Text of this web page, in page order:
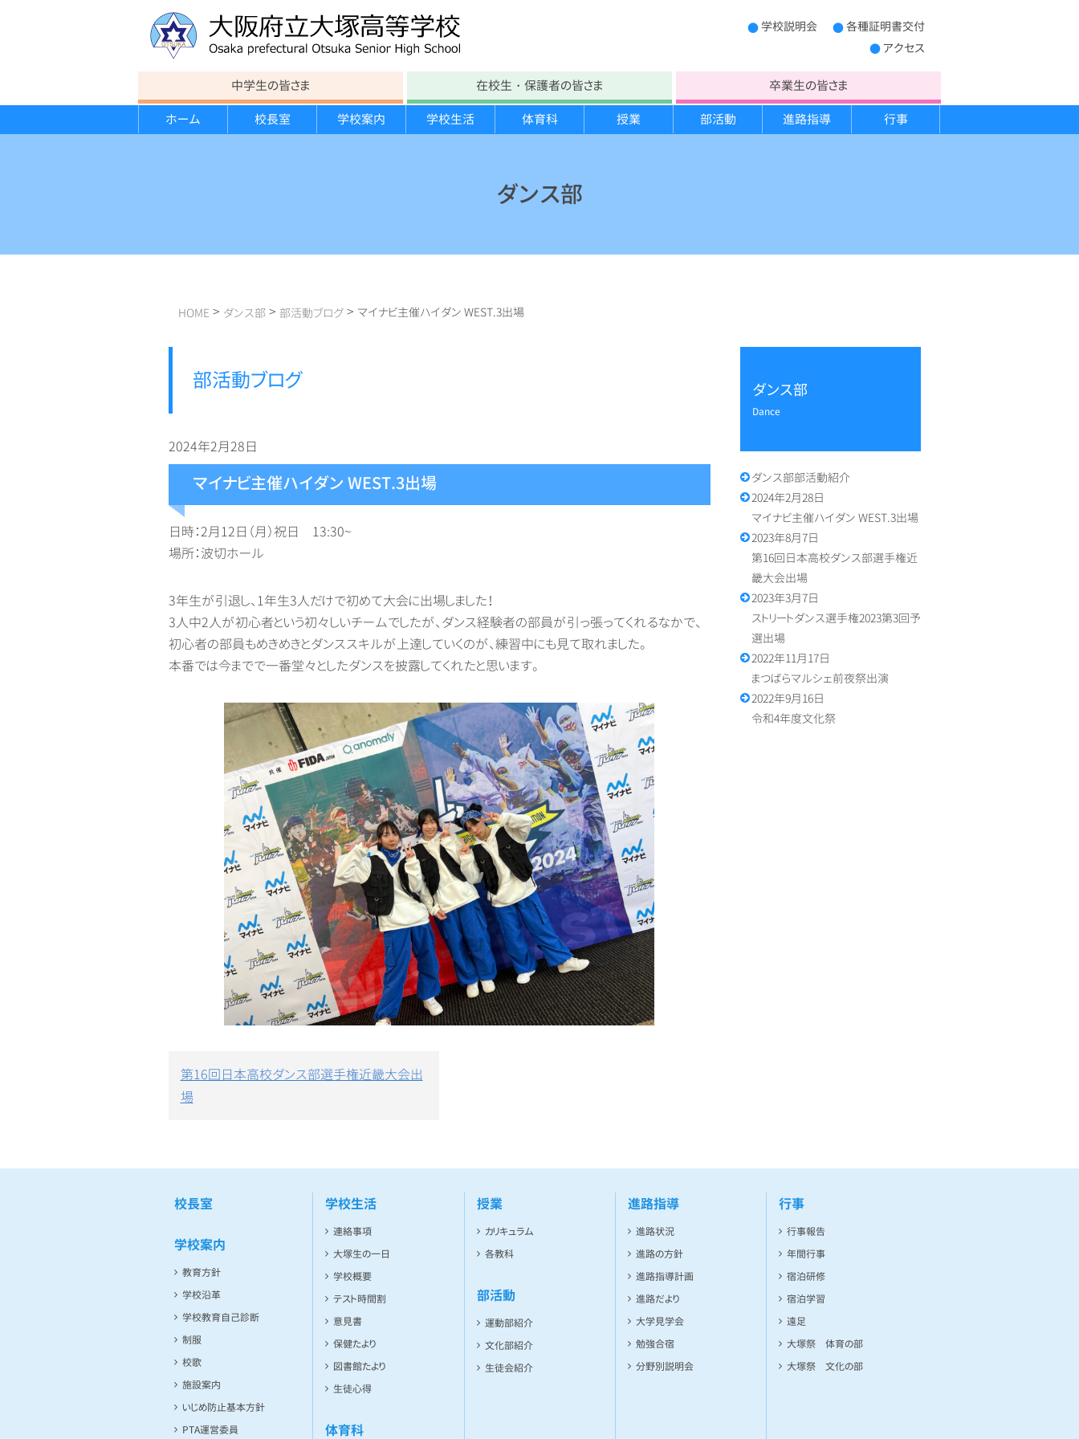
学校説明会
各種証明書交付
アクセス
中学生の皆さま 在校生・保護者の皆さま
卒業生の皆さま
ホーム
校長室 学校案内
いじめ防止基本方針
学校生活
図書館たより
体育科
臨海実習
授業 部活動 進路指導
分野別説明会
行事
大塚祭 文化の部
ダンス部
HOME > ダンス部 > 部活動ブログ > マイナビ主催ハイダン WEST.3出場
部活動ブログ
2024年2月28日
マイナビ主催ハイダン WEST.3出場
日時：2月12日（月）祝日 13:30~
場所：波切ホール
3年生が引退し、1年生3人だけで初めて大会に出場しました！
3人中2人が初心者という初々しいチームでしたが、ダンス経験者の部員が引っ張ってくれるなかで、
初心者の部員もめきめきとダンススキルが上達していくのが、練習中にも見て取れました。
本番では今までで一番堂々としたダンスを披露してくれたと思います。
稿
シ
ン
第16回日本高校ダンス部選手権近畿大会出
場
ダンス部
dance
ダンス部部活動紹介
2024年2月28日
マイナビ主催ハイダン WEST.3出場
2023年8月7日
第16回日本高校ダンス部選手権近
畿大会出場
2023年3月7日
ストリートダンス選手権2023第3回予
選出場
2022年11月17日
まつばらマルシェ前夜祭出演
2022年9月16日
令和4年度文化祭
校長室
学校案内
教育方針
学校沿革
学校教育自己診断
制服
校歌
施設案内
いじめ防止基本方針
PTA運営委員
学校生活
連絡事項
大塚生の一日
学校概要
テスト時間割
意見書
保健たより
図書館たより
生徒心得
体育科
授業
カリキュラム
各教科
部活動
運動部紹介
文化部紹介
生徒会紹介
進路指導
進路状況
進路の方針
進路指導計画
進路だより
大学見学会
勉強合宿
分野別説明会
行事
行事報告
年間行事
宿泊研修
宿泊学習
遠足
大塚祭 体育の部
大塚祭 文化の部